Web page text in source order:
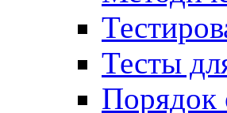
Тесты
Порядок